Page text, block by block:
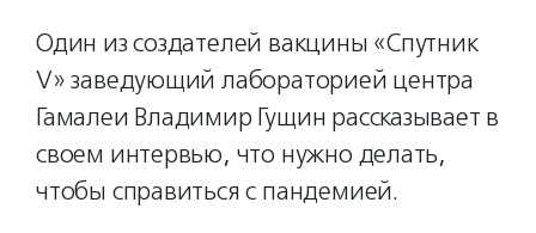
Один из создателей вакцины «Спутник
V» заведующий лабораторией центра
Гамалеи Владимир Гущин рассказывает в
своем интервью, что нужно делать,
чтобы справиться с пандемией.